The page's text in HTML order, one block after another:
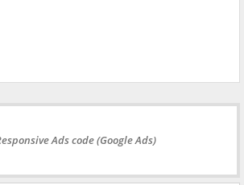
Ads code (Google Ads)